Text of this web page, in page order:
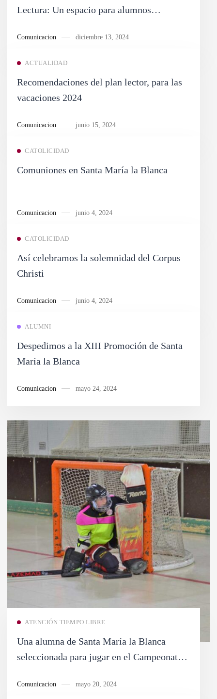
Lectura: Un espacio para alumnos
Comunicacion diciembre 13, 2024
ACTUALIDAD
Recomendaciones del plan lector, para las
vacaciones 2024
Comunicacion junio 15, 2024
CATOLICIDAD
Comuniones en Santa María la Blanca
Comunicacion junio 4, 2024
CATOLICIDAD
Así celebramos la solemnidad del Corpus
Christi
Comunicacion junio 4, 2024
ALUMNI
Despedimos a la XIII Promoción de Santa
María la Blanca
Comunicacion mayo 24, 2024
ATENCIÓN TIEMPO LIBRE
Una alumna de Santa María la Blanca
seleccionada para jugar en el Campeonato
Comunicacion mayo 20, 2024